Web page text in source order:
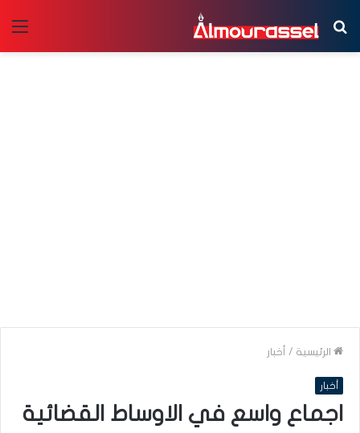
بحث
عن
الرئيسية / أخبار
أخبار
اجماع واسع في الاوساط القضائية